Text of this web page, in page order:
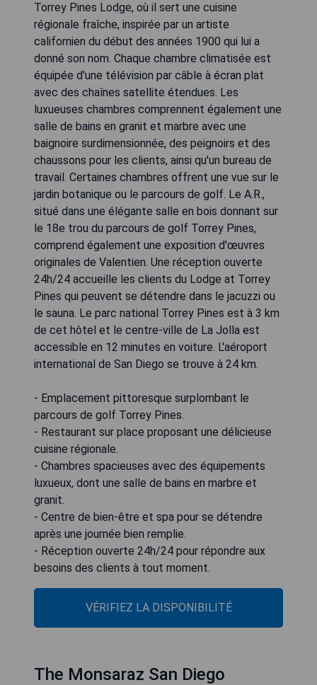
Torrey Pines Lodge, où il sert une cuisine
régionale fraîche, inspirée par un artiste
californien du début des années 1900 qui lui a
donné son nom. Chaque chambre climatisée est
équipée d'une télévision par câble à écran plat
avec des chaînes satellite étendues. Les
luxueuses chambres comprennent également une
salle de bains en granit et marbre avec une
baignoire surdimensionnée, des peignoirs et des
chaussons pour les clients, ainsi qu'un bureau de
travail. Certaines chambres offrent une vue sur le
jardin botanique ou le parcours de golf. Le A.R.,
situé dans une élégante salle en bois donnant sur
le 18e trou du parcours de golf Torrey Pines,
comprend également une exposition d'œuvres
originales de Valentien. Une réception ouverte
24h/24 accueille les clients du Lodge at Torrey
Pines qui peuvent se détendre dans le jacuzzi ou
le sauna. Le parc national Torrey Pines est à 3 km
de cet hôtel et le centre-ville de La Jolla est
accessible en 12 minutes en voiture. L'aéroport
international de San Diego se trouve à 24 km.
- Emplacement pittoresque surplombant le
parcours de golf Torrey Pines.
- Restaurant sur place proposant une délicieuse
cuisine régionale.
- Chambres spacieuses avec des équipements
luxueux, dont une salle de bains en marbre et
granit.
- Centre de bien-être et spa pour se détendre
après une journée bien remplie.
- Réception ouverte 24h/24 pour répondre aux
besoins des clients à tout moment.
VÉRIFIEZ LA DISPONIBILITÉ
The Monsaraz San Diego